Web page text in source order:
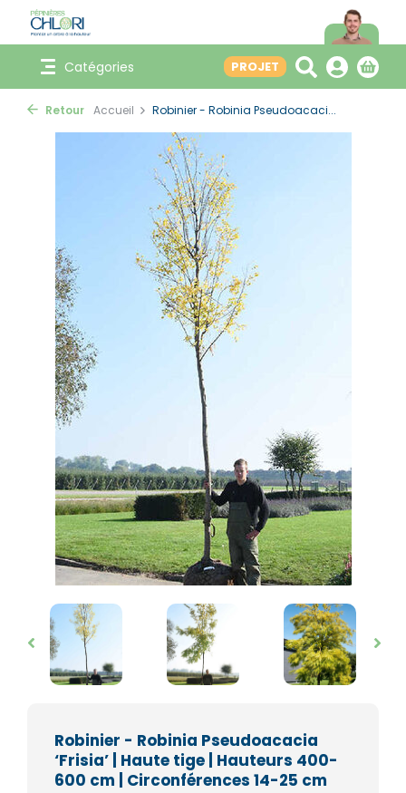
Catégories PROJET
Retour Accueil Robinier - Robinia Pseudoacaci...
Robinier - Robinia Pseudoacacia
‘Frisia’ | Haute tige | Hauteurs 400-
600 cm | Circonférences 14-25 cm